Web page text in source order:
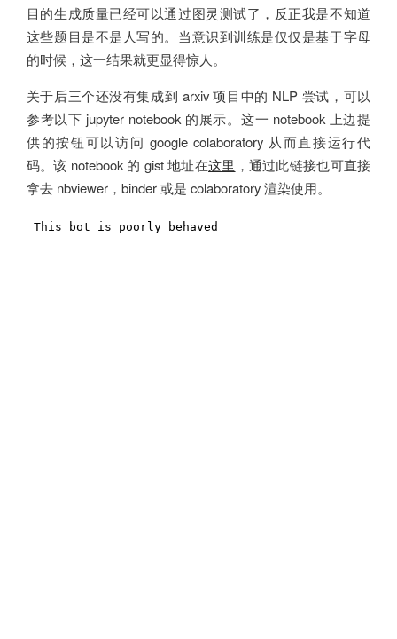
目的生成质量已经可以通过图灵测试了，反正我是不知道
这些题目是不是人写的。当意识到训练是仅仅是基于字母
的时候，这一结果就更显得惊人。
关于后三个还没有集成到 arxiv 项目中的 NLP 尝试，可以
参考以下 jupyter notebook 的展示。这一 notebook 上边提
供的按钮可以访问 google colaboratory 从而直接运行代
码。该 notebook 的 gist 地址在这里 ，通过此链接也可直接
拿去 nbviewer，binder 或是 colaboratory 渲染使用。